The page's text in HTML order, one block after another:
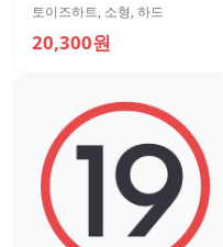
토이즈하트, 소형,하드
20,300원